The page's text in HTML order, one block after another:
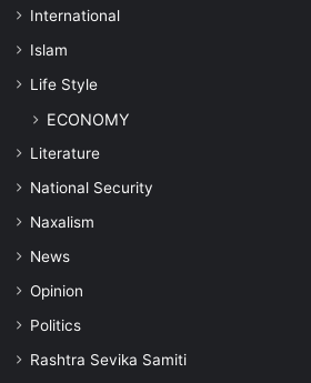
International
Islam
Life Style
ECONOMY
Literature
National Security
Naxalism
News
Opinion
Politics
Rashtra Sevika Samiti